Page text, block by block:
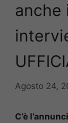
anche
Agosto 24,
C’è